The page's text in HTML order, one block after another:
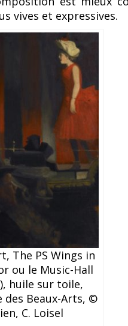
vives et expressives.
The PS Wings in
ou le Music-Hall
huile sur toile,
des Beaux-Arts, ©
C. Loisel